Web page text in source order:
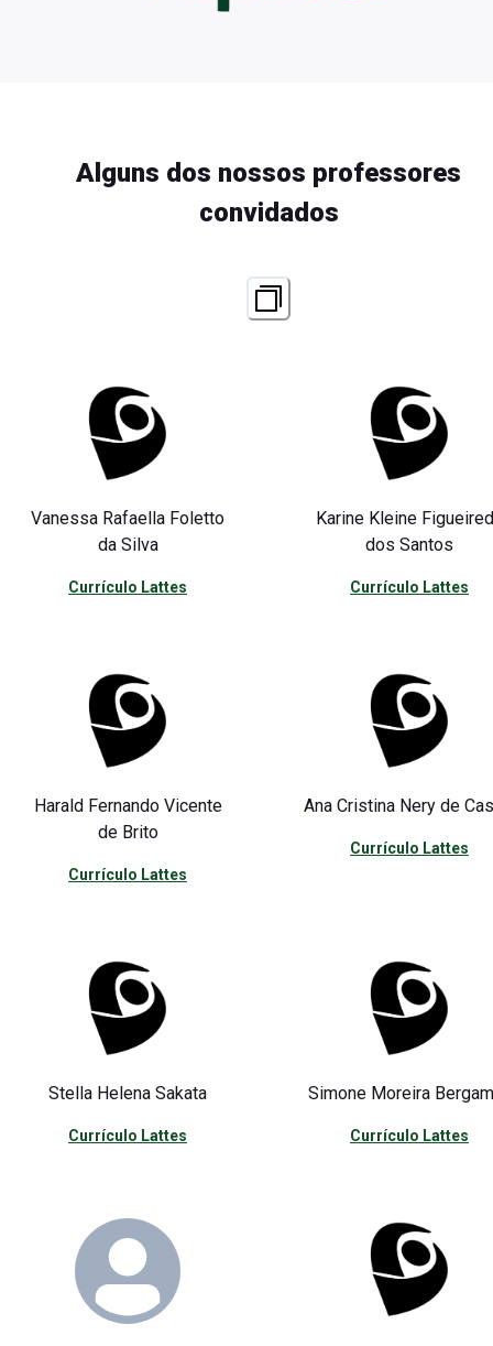
Alguns dos nossos professores
convidados
Vanessa Rafaella Foletto
da Silva
Currículo Lattes
Karine Kleine
dos Santos
Currículo Lattes
Harald Fernando Vicente
de Brito
Currículo Lattes
Ana Cristina Nery de
Currículo Lattes
Stella Helena Sakata
Currículo Lattes
Simone Moreira
Currículo Lattes